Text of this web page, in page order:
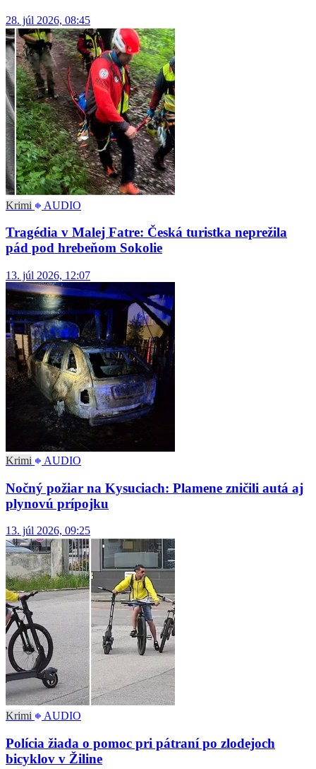
28. júl 2026, 08:45
Krimi AUDIO
Tragédia v Malej Fatre: Česká turistka neprežila
pád pod hrebeňom Sokolie
13. júl 2026, 12:07
Krimi AUDIO
Nočný požiar na Kysuciach: Plamene zničili autá aj
plynovú prípojku
13. júl 2026, 09:25
Krimi AUDIO
Polícia žiada o pomoc pri pátraní po zlodejoch
bicyklov v Žiline